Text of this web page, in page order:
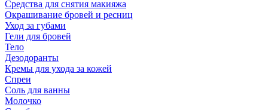
Средства для снятия макияжа
Окрашивание бровей и ресниц
Уход за губами
Гели для бровей
Тело
Дезодоранты
Кремы для ухода за кожей
Спреи
Соль для ванны
Молочко